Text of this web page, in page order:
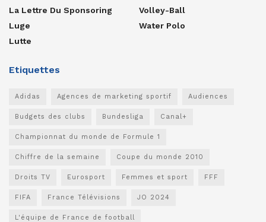
La Lettre Du Sponsoring
Luge
Lutte
Volley-Ball
Water Polo
Etiquettes
Adidas Agences de marketing sportif Audiences
Budgets des clubs Bundesliga Canal+
Championnat du monde de Formule 1
Chiffre de la semaine Coupe du monde 2010
Droits TV Eurosport Femmes et sport FFF
FIFA France Télévisions JO 2024
L'équipe de France de football